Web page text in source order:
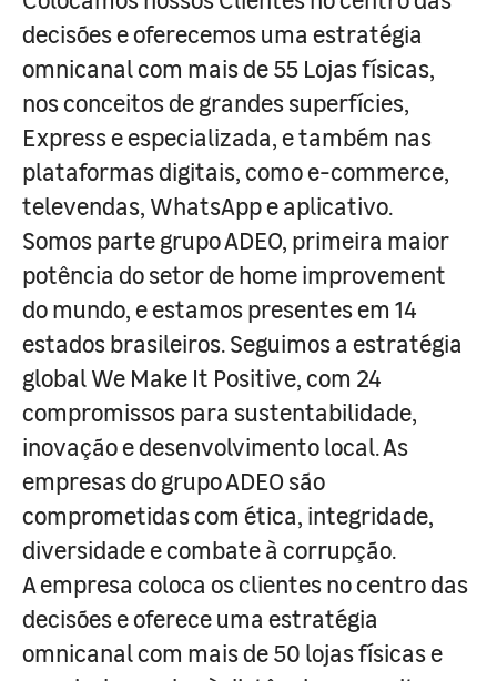
decisões e oferecemos uma estratégia
omnicanal com mais de 55 Lojas físicas,
nos conceitos de grandes superfícies,
Express e especializada, e também nas
plataformas digitais, como e-commerce,
televendas, WhatsApp e aplicativo.
Somos parte grupo ADEO, primeira maior
potência do setor de home improvement
do mundo, e estamos presentes em 14
estados brasileiros. Seguimos a estratégia
global We Make It Positive, com 24
compromissos para sustentabilidade,
inovação e desenvolvimento local. As
empresas do grupo ADEO são
comprometidas com ética, integridade,
diversidade e combate à corrupção.
A empresa coloca os clientes no centro das
decisões e oferece uma estratégia
omnicanal com mais de 50 lojas físicas e